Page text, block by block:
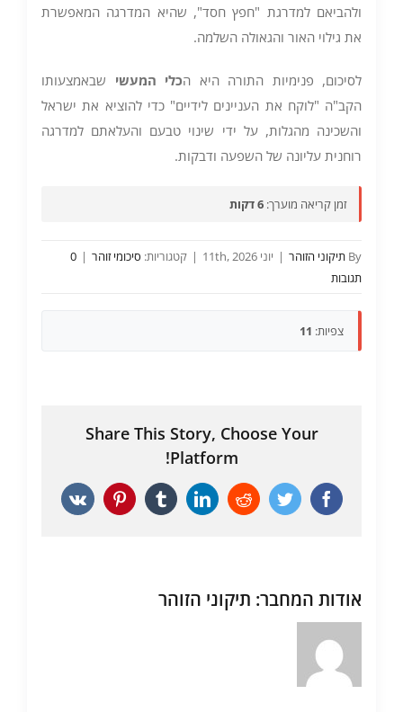
ולהביאם למדרגת "חפץ חסד", שהיא המדרגה המאפשרת
את גילוי האור והגאולה השלמה.
לסיכום, פנימיות התורה היא הכלי המעשי שבאמצעותו
הקב"ה "לוקח את העניינים לידיים" כדי להוציא את ישראל
והשכינה מהגלות, על ידי שינוי טבעם והעלאתם למדרגה
רוחנית עליונה של השפעה ודבקות.
זמן קריאה מוערך: 6 דקות
By תיקוני הזוהר | יוני 11th, 2026 | קטגוריות: סיכומי זוהר |
0
תגובות
צפיות: 11
Share This Story, Choose Your
Platform!
Facebook
Twitter
Reddit
LinkedIn
Tumblr
Pinterest
Vk
אודות המחבר: תיקוני הזוהר